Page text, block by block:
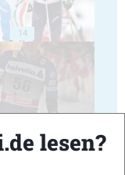
14
16 lesen?